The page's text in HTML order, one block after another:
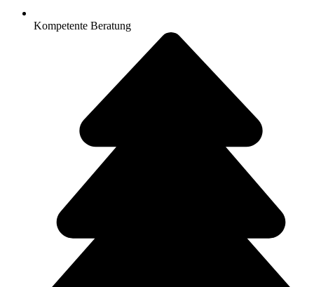
Kompetente Beratung